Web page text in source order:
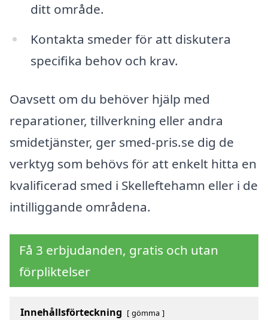
ditt område.
Kontakta smeder för att diskutera
specifika behov och krav.
Oavsett om du behöver hjälp med
reparationer, tillverkning eller andra
smidetjänster, ger smed-pris.se dig de
verktyg som behövs för att enkelt hitta en
kvalificerad smed i Skelleftehamn eller i de
intilliggande områdena.
Få 3 erbjudanden, gratis och utan
förpliktelser
Innehållsförteckning gömma